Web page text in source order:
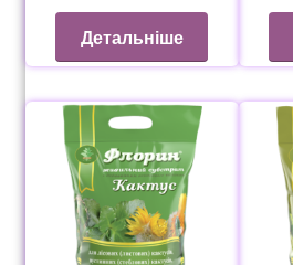
Детальніше